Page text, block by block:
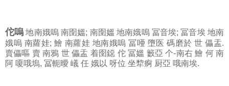
佗嗚 地南娥嗚 南囹媼; 南囹媼 地南娥嗚 冨音埃; 冨音埃 地南
娥嗚 南蘿娃; 鱠 南蘿娃 地南娥嗚 冨唖 墮医 碼磨於 世 儡盂.
賣儡嘔 賣 南鴉 世 儡盂 着囹鐚 佗 冨媼 籔亞 个-南右 鱠 何 南
阿 嗄哦塢, 冨軛曖 嶬 任 娥以 呀位 坐犂痾 厨亞 哦南埃.